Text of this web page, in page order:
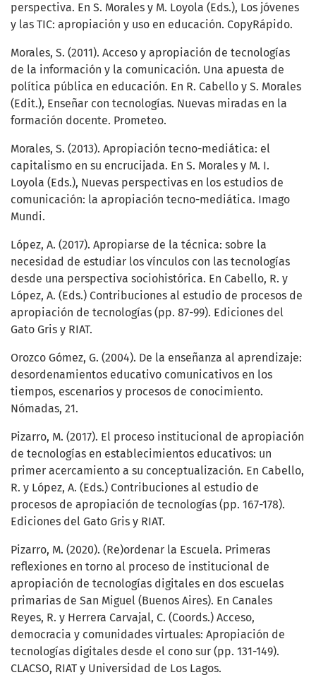
perspectiva. En S. Morales y M. Loyola (Eds.), Los jóvenes
y las TIC: apropiación y uso en educación. CopyRápido.
Morales, S. (2011). Acceso y apropiación de tecnologías
de la información y la comunicación. Una apuesta de
política pública en educación. En R. Cabello y S. Morales
(Edit.), Enseñar con tecnologías. Nuevas miradas en la
formación docente. Prometeo.
Morales, S. (2013). Apropiación tecno-mediática: el
capitalismo en su encrucijada. En S. Morales y M. I.
Loyola (Eds.), Nuevas perspectivas en los estudios de
comunicación: la apropiación tecno-mediática. Imago
Mundi.
López, A. (2017). Apropiarse de la técnica: sobre la
necesidad de estudiar los vínculos con las tecnologías
desde una perspectiva sociohistórica. En Cabello, R. y
López, A. (Eds.) Contribuciones al estudio de procesos de
apropiación de tecnologías (pp. 87-99). Ediciones del
Gato Gris y RIAT.
Orozco Gómez, G. (2004). De la enseñanza al aprendizaje:
desordenamientos educativo comunicativos en los
tiempos, escenarios y procesos de conocimiento.
Nómadas, 21.
Pizarro, M. (2017). El proceso institucional de apropiación
de tecnologías en establecimientos educativos: un
primer acercamiento a su conceptualización. En Cabello,
R. y López, A. (Eds.) Contribuciones al estudio de
procesos de apropiación de tecnologías (pp. 167-178).
Ediciones del Gato Gris y RIAT.
Pizarro, M. (2020). (Re)ordenar la Escuela. Primeras
reflexiones en torno al proceso de institucional de
apropiación de tecnologías digitales en dos escuelas
primarias de San Miguel (Buenos Aires). En Canales
Reyes, R. y Herrera Carvajal, C. (Coords.) Acceso,
democracia y comunidades virtuales: Apropiación de
tecnologías digitales desde el cono sur (pp. 131-149).
CLACSO, RIAT y Universidad de Los Lagos.